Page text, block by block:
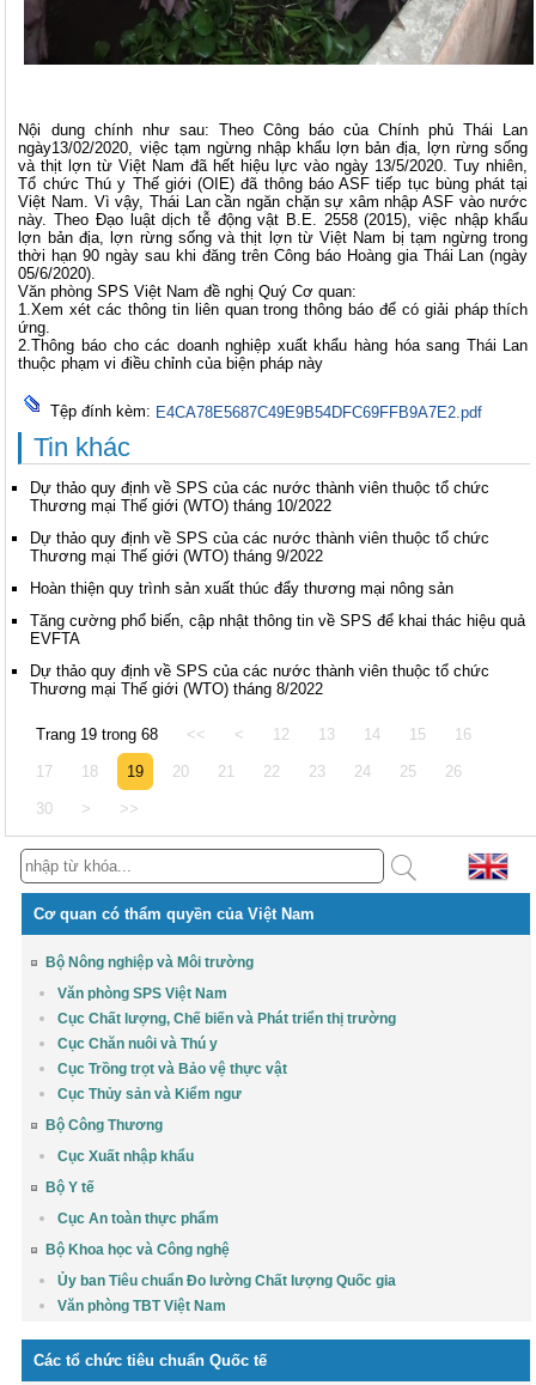
Nội dung chính như sau: Theo Công báo của Chính phủ Thái Lan
ngày13/02/2020, việc tạm ngừng nhập khẩu lợn bản địa, lợn rừng sống
và thịt lợn từ Việt Nam đã hết hiệu lực vào ngày 13/5/2020. Tuy nhiên,
Tổ chức Thú y Thế giới (OIE) đã thông báo ASF tiếp tục bùng phát tại
Việt Nam. Vì vậy, Thái Lan cần ngăn chặn sự xâm nhập ASF vào nước
này. Theo Đạo luật dịch tễ động vật B.E. 2558 (2015), việc nhập khẩu
lợn bản địa, lợn rừng sống và thịt lợn từ Việt Nam bị tạm ngừng trong
thời hạn 90 ngày sau khi đăng trên Công báo Hoàng gia Thái Lan (ngày
05/6/2020).
Văn phòng SPS Việt Nam đề nghị Quý Cơ quan:
1.Xem xét các thông tin liên quan trong thông báo để có giải pháp thích
ứng.
2.Thông báo cho các doanh nghiệp xuất khẩu hàng hóa sang Thái Lan
thuộc phạm vi điều chỉnh của biện pháp này
Tệp đính kèm: E4CA78E5687C49E9B54DFC69FFB9A7E2.pdf
Tin khác
Dự thảo quy định về SPS của các nước thành viên thuộc tổ chức
Thương mại Thế giới (WTO) tháng 10/2022
Dự thảo quy định về SPS của các nước thành viên thuộc tổ chức
Thương mại Thế giới (WTO) tháng 9/2022
Hoàn thiện quy trình sản xuất thúc đẩy thương mại nông sản
Tăng cường phổ biến, cập nhật thông tin về SPS để khai thác hiệu quả
EVFTA
Dự thảo quy định về SPS của các nước thành viên thuộc tổ chức
Thương mại Thế giới (WTO) tháng 8/2022
Trang 19 trong 68 << < 12 13 14 15 16
17 18 19 20 21 22 23 24 25 26
30 > >>
Cơ quan có thẩm quyền của Việt Nam
Bộ Nông nghiệp và Môi trường
Văn phòng SPS Việt Nam
Cục Chất lượng, Chế biến và Phát triển thị trường
Cục Chăn nuôi và Thú y
Cục Trồng trọt và Bảo vệ thực vật
Cục Thủy sản và Kiểm ngư
Bộ Công Thương
Cục Xuất nhập khẩu
Bộ Y tế
Cục An toàn thực phẩm
Bộ Khoa học và Công nghệ
Ủy ban Tiêu chuẩn Đo lường Chất lượng Quốc gia
Văn phòng TBT Việt Nam
Các tổ chức tiêu chuẩn Quốc tế